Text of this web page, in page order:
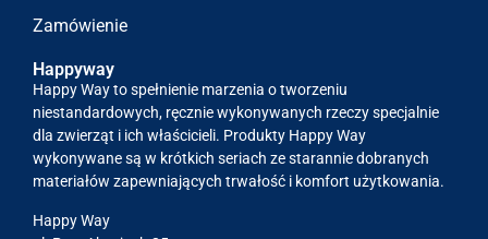
Zamówienie
Happyway
Happy Way to spełnienie marzenia o tworzeniu
niestandardowych, ręcznie wykonywanych rzeczy specjalnie
dla zwierząt i ich właścicieli. Produkty Happy Way
wykonywane są w krótkich seriach ze starannie dobranych
materiałów zapewniających trwałość i komfort użytkowania.
Happy Way